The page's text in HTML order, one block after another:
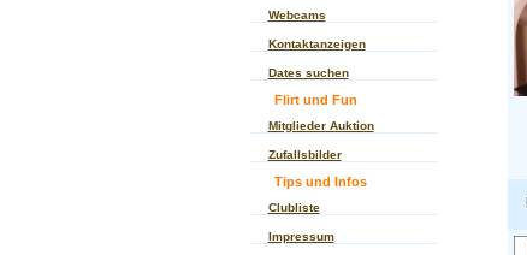
Webcams
Kontaktanzeigen
Dates suchen
Flirt und Fun
Mitglieder Auktion
Zufallsbilder
Tips und Infos
Clubliste
Impressum